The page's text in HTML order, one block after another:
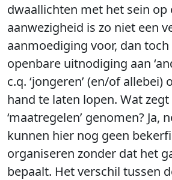
dwaallichten met het sein op
aanwezigheid is zo niet een
aanmoediging voor, dan toch
openbare uitnodiging aan
c.q. ‘jongeren’ (en/of allebei)
hand te laten lopen. Wat
‘maatregelen’ genomen? Ja,
kunnen hier nog geen
organiseren zonder dat het
bepaalt. Het verschil tussen